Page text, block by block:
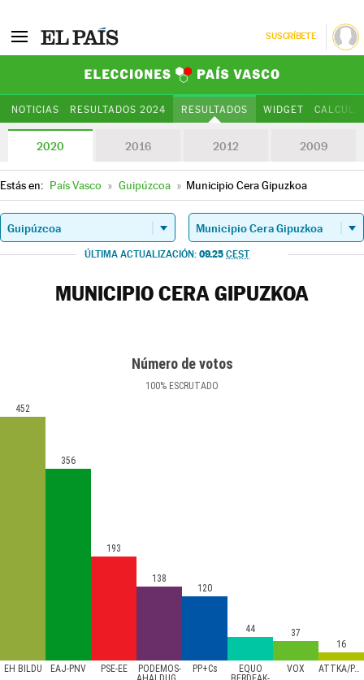
SUSCRÍBETE
NOTICIAS RESULTADOS 2024 RESULTADOS WIDGET
2020 2016 2012 2009
Estás en: País Vasco » Guipúzcoa » Municipio Cera Gipuzkoa
ÚLTIMA ACTUALIZACIÓN: 09.25 CEST
MUNICIPIO CERA GIPUZKOA
Número de votos
100% ESCRUTADO
EH BILDU EAJ-PNV PSE-EE
PODEMOS-
PP+Cs
EQUO
VOX ATTKA/PACMA
452
356
193
138
120
44
37
16